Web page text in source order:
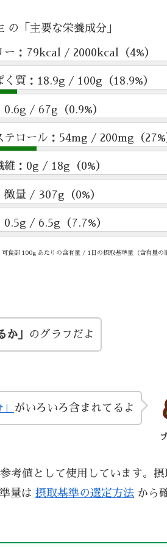
の「主要な栄養成分」
ー：79kcal / 2000kcal（4%）
く質：18.9g / 100g（18.9%）
0.6g / 67g（0.9%）
テロール：54mg / 200mg（27%
維：0g / 18g（0%）
微量 / 307g（0%）
0.5g / 6.5g（7.7%）
食部 100g あたりの含有量 / 1日の摂取基準量（含有量の
か」 のグラフだよ
がいろいろ含まれてるよ
考値として使用しています。摂
量は 摂取基準の選定方法 から